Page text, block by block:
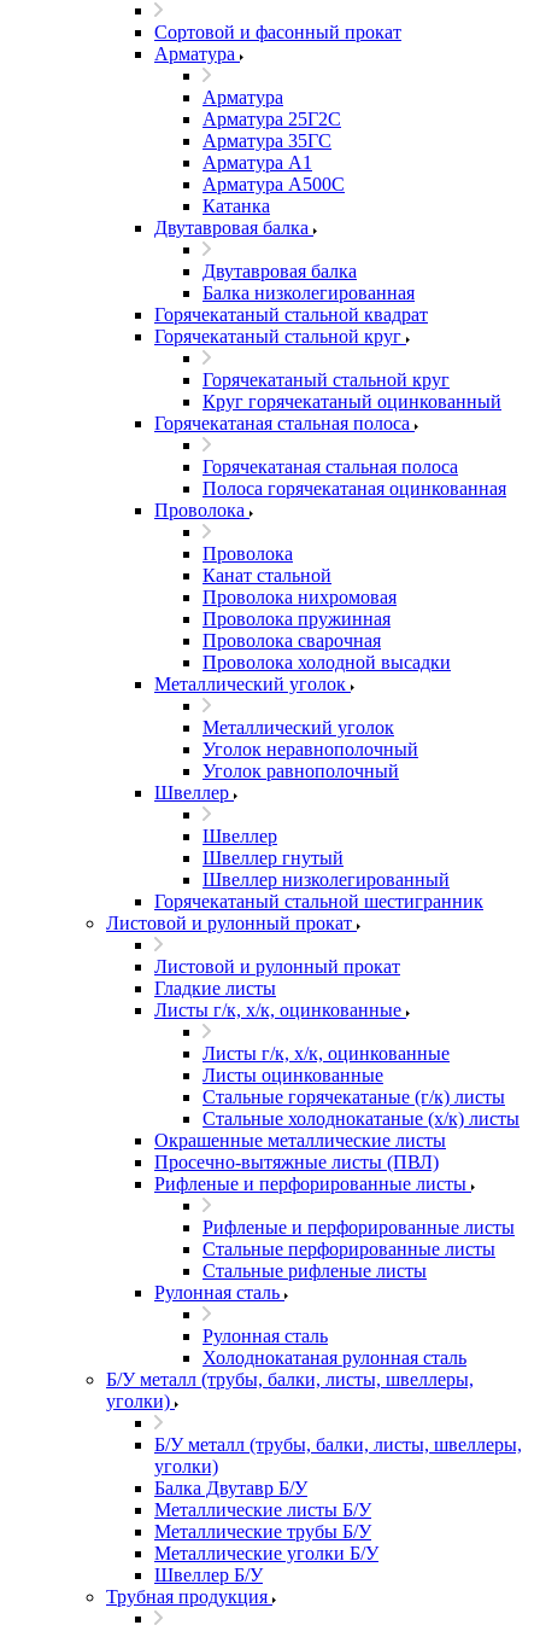
Сортовой и фасонный прокат
Арматура
Арматура
Арматура 25Г2С
Арматура 35ГС
Арматура А1
Арматура А500С
Катанка
Двутавровая балка
Двутавровая балка
Балка низколегированная
Горячекатаный стальной квадрат
Горячекатаный стальной круг
Горячекатаный стальной круг
Круг горячекатаный оцинкованный
Горячекатаная стальная полоса
Горячекатаная стальная полоса
Полоса горячекатаная оцинкованная
Проволока
Проволока
Канат стальной
Проволока нихромовая
Проволока пружинная
Проволока сварочная
Проволока холодной высадки
Металлический уголок
Металлический уголок
Уголок неравнополочный
Уголок равнополочный
Швеллер
Швеллер
Швеллер гнутый
Швеллер низколегированный
Горячекатаный стальной шестигранник
Листовой и рулонный прокат
Листовой и рулонный прокат
Гладкие листы
Листы г/к, х/к, оцинкованные
Листы г/к, х/к, оцинкованные
Листы оцинкованные
Стальные горячекатаные (г/к) листы
Стальные холоднокатаные (х/к) листы
Окрашенные металлические листы
Просечно-вытяжные листы (ПВЛ)
Рифленые и перфорированные листы
Рифленые и перфорированные листы
Стальные перфорированные листы
Стальные рифленые листы
Рулонная сталь
Рулонная сталь
Холоднокатаная рулонная сталь
Б/У металл (трубы, балки, листы, швеллеры,
уголки)
Б/У металл (трубы, балки, листы, швеллеры,
уголки)
Балка Двутавр Б/У
Металлические листы Б/У
Металлические трубы Б/У
Металлические уголки Б/У
Швеллер Б/У
Трубная продукция